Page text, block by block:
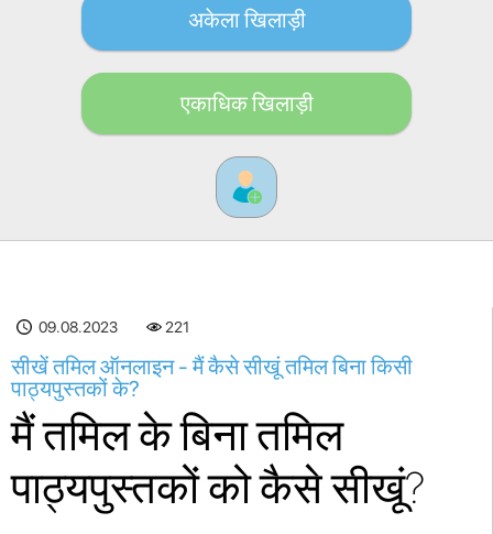
अकेला खिलाड़ी
एकाधिक खिलाड़ी
09.08.2023 221
सीखें तमिल ऑनलाइन - मैं कैसे सीखूं तमिल बिना किसी
पाठ्यपुस्तकों के?
मैं तमिल के बिना तमिल
पाठ्यपुस्तकों को कैसे सीखूं?